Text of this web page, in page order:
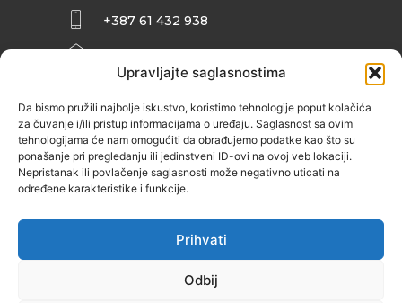
Upravljajte saglasnostima
Da bismo pružili najbolje iskustvo, koristimo tehnologije poput kolačića
za čuvanje i/ili pristup informacijama o uređaju. Saglasnost sa ovim
tehnologijama će nam omogućiti da obrađujemo podatke kao što su
ponašanje pri pregledanju ili jedinstveni ID-ovi na ovoj veb lokaciji.
Nepristanak ili povlačenje saglasnosti može negativno uticati na
određene karakteristike i funkcije.
Prihvati
Odbij
+387 61 432 938
INFO@ZENIT.BA
ZENIČANKA, 3. SPRAT), 72000 ZENICA